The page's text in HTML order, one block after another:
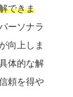
できま
ーソナラ
向上しま
体的な解
頼を得や